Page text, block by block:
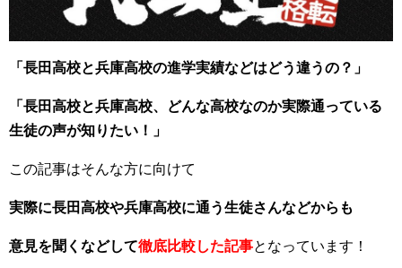
「長田高校と兵庫高校の進学実績などはどう違うの？」
「長田高校と兵庫高校、どんな高校なのか実際通っている
生徒の声が知りたい！」
この記事はそんな方に向けて
実際に長田高校や兵庫高校に通う生徒さんなどからも
意見を聞くなどして徹底比較した記事となっています！